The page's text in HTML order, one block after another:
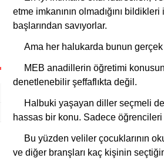
etme imkanının olmadığını
başlarından savıyorlar.
Ama her halukarda bunun gerçek
MEB anadillerin öğretimi
denetlenebilir şeffaflıkta değil.
Halbuki yaşayan diller seçmeli
hassas bir konu. Sadece
Bu yüzden veliler çocuklarının
ve diğer branşları kaç kişinin